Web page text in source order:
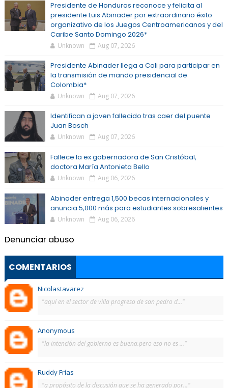
Presidente de Honduras reconoce y felicita al
presidente Luis Abinader por extraordinario éxito
organizativo de los Juegos Centroamericanos y del
Caribe Santo Domingo 2026*
Unknown Aug 07, 2026
Presidente Abinader llega a Cali para participar en
la transmisión de mando presidencial de
Colombia*
Unknown Aug 07, 2026
Identifican a joven fallecido tras caer del puente
Juan Bosch
Unknown Aug 07, 2026
Fallece la ex gobernadora de San Cristóbal,
doctora María Antonieta Bello
Unknown Aug 06, 2026
Abinader entrega 1,500 becas internacionales y
anuncia 5,000 más para estudiantes sobresalientes
Unknown Aug 06, 2026
Denunciar abuso
COMENTARIOS
Nicolastavarez
"aquí en el sector de villa progreso de san pedro d..."
Anonymous
"la intención del gobierno es buena.pero eso no es ..."
Ruddy Frías
"a propósito de la discusión que se ha generado por..."